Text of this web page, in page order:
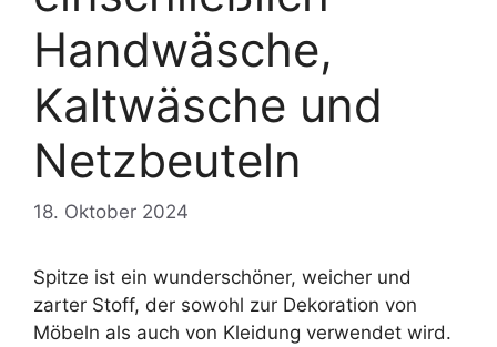
Handwäsche,
Kaltwäsche und
Netzbeuteln
18. Oktober 2024
Spitze ist ein wunderschöner, weicher und
zarter Stoff, der sowohl zur Dekoration von
Möbeln als auch von Kleidung verwendet wird.